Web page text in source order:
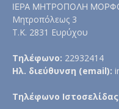
ΙΕΡΑ ΜΗΤΡΟΠΟΛΗ
Μητροπόλεως 3
Τ.Κ. 2831 Ευρύχου
Τηλέφωνο: 22932414
Ηλ. διεύθυνση (email):
Τηλέφωνο